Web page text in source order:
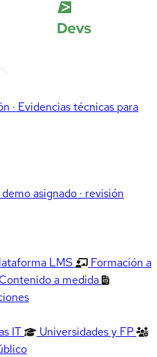
· Evidencias técnicas para
asignado · revisión
LMS
Formación a
Contenido a medida
IT
Universidades y FP